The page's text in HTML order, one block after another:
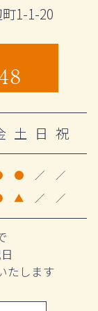
1-1-20
土 日 祝
● ／ ／
▲ ／ ／
たします